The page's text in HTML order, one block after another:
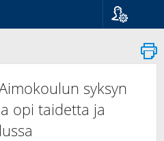
Suomi
Svenska
syksyn
opi taidetta ja